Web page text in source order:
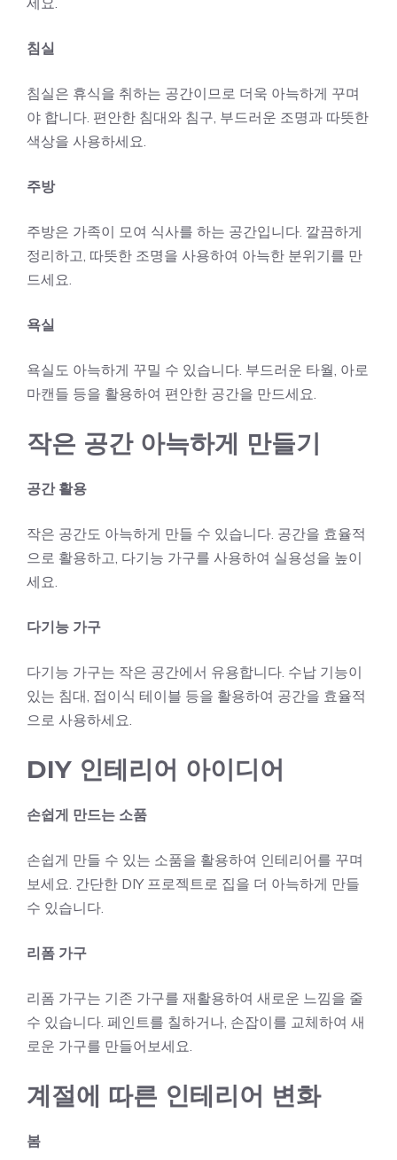
침실
침실은 휴식을 취하는 공간이므로 더욱 아늑하게 꾸며
야 합니다. 편안한 침대와 침구, 부드러운 조명과 따뜻한
색상을 사용하세요.
주방
주방은 가족이 모여 식사를 하는 공간입니다. 깔끔하게
정리하고, 따뜻한 조명을 사용하여 아늑한 분위기를 만
드세요.
욕실
욕실도 아늑하게 꾸밀 수 있습니다. 부드러운 타월, 아로
마캔들 등을 활용하여 편안한 공간을 만드세요.
작은 공간 아늑하게 만들기
공간 활용
작은 공간도 아늑하게 만들 수 있습니다. 공간을 효율적
으로 활용하고, 다기능 가구를 사용하여 실용성을 높이
세요.
다기능 가구
다기능 가구는 작은 공간에서 유용합니다. 수납 기능이
있는 침대, 접이식 테이블 등을 활용하여 공간을 효율적
으로 사용하세요.
DIY 인테리어 아이디어
손쉽게 만드는 소품
손쉽게 만들 수 있는 소품을 활용하여 인테리어를 꾸며
보세요. 간단한 DIY 프로젝트로 집을 더 아늑하게 만들
수 있습니다.
리폼 가구
리폼 가구는 기존 가구를 재활용하여 새로운 느낌을 줄
수 있습니다. 페인트를 칠하거나, 손잡이를 교체하여 새
로운 가구를 만들어보세요.
계절에 따른 인테리어 변화
봄